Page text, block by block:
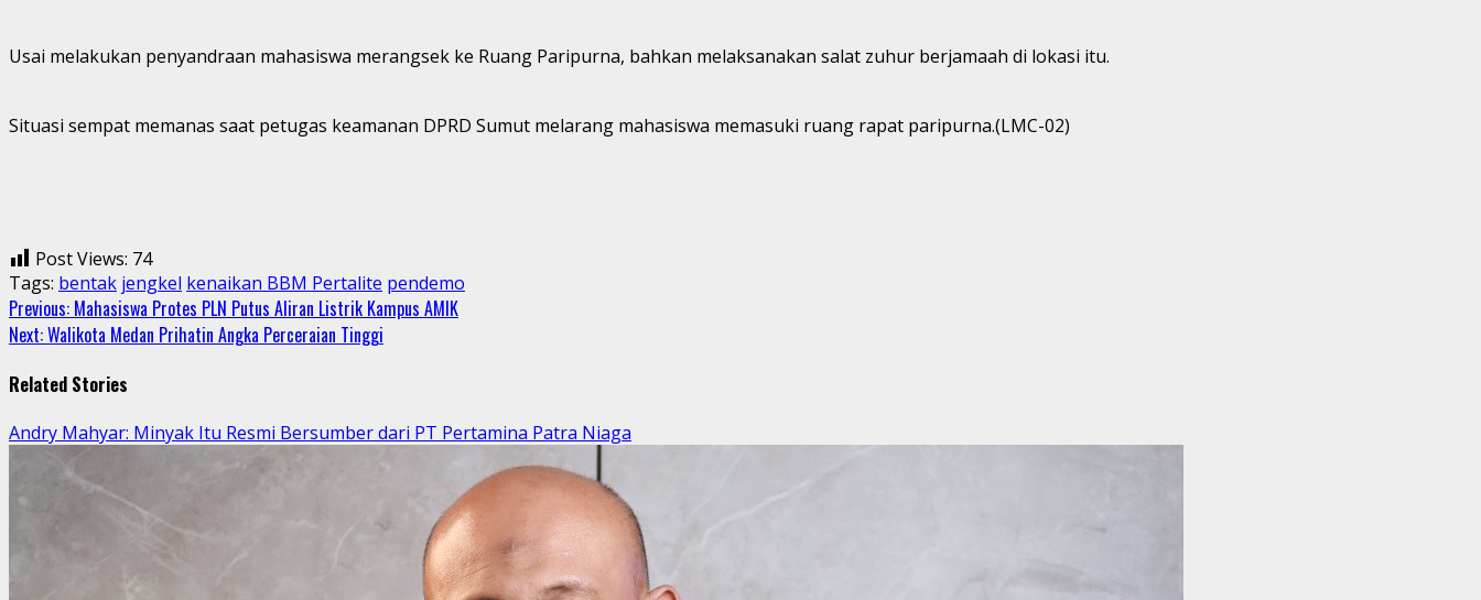
Usai melakukan penyandraan mahasiswa merangsek ke Ruang Paripurna, bahkan melaksanakan salat zuhur berjamaah di lokasi itu.
Situasi sempat memanas saat petugas keamanan DPRD Sumut melarang mahasiswa memasuki ruang rapat paripurna.(LMC-02)
Post Views: 74
Tags: bentak jengkel kenaikan BBM Pertalite pendemo
Continue
Reading
Previous: Mahasiswa Protes PLN Putus Aliran Listrik Kampus AMIK
Next:Walikota Medan Prihatin Angka Perceraian Tinggi
Related Stories
Andry Mahyar: Minyak Itu Resmi Bersumber dari PT Pertamina Patra Niaga